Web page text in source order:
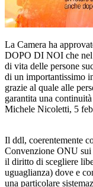
La Camera ha
DOPO DI NOI che nel
di vita delle persone
di un importantissimo
grazie al quale alle
garantita una
Michele Nicoletti, 5
Il ddl, coerentemente
Convenzione ONU sui
il diritto di scegliere
uguaglianza) dove e
una particolare